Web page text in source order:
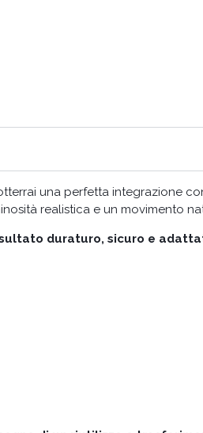
una perfetta integrazione
realistica e un movimento
duraturo, sicuro e